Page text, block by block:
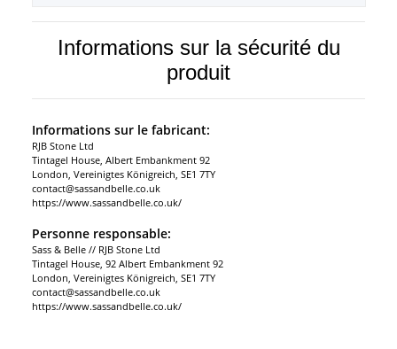
Informations sur la sécurité du
produit
Informations sur le fabricant:
RJB Stone Ltd
Tintagel House, Albert Embankment 92
London, Vereinigtes Königreich, SE1 7TY
contact@sassandbelle.co.uk
https://www.sassandbelle.co.uk/
Personne responsable:
Sass & Belle // RJB Stone Ltd
Tintagel House, 92 Albert Embankment 92
London, Vereinigtes Königreich, SE1 7TY
contact@sassandbelle.co.uk
https://www.sassandbelle.co.uk/